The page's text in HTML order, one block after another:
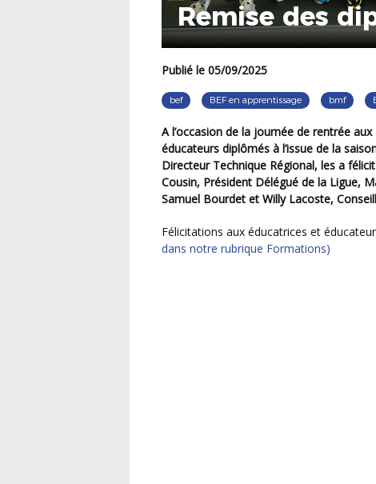
Remise des
Publié le 05/09/2025
bef BEF en apprentissage bmf
A l’occasion de la journée de rentrée aux Ponts de Cé samedi 30 août 2025, une partie des
éducateurs diplômés à l’issue de la
Directeur Technique Régional, les a
Cousin, Président Délégué de la Ligue,
Samuel Bourdet et Willy Lacoste,
Félicitations aux éducatrices et
dans notre rubrique Formations)